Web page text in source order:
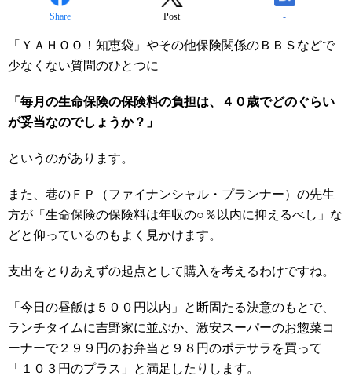
Share Post -
「ＹＡＨＯＯ！知恵袋」やその他保険関係のＢＢＳなどで
少なくない質問のひとつに
「毎月の生命保険の保険料の負担は、４０歳でどのぐらい
が妥当なのでしょうか？」
というのがあります。
また、巷のＦＰ（ファイナンシャル・プランナー）の先生
方が「生命保険の保険料は年収の○％以内に抑えるべし」な
どと仰っているのもよく見かけます。
支出をとりあえずの起点として購入を考えるわけですね。
「今日の昼飯は５００円以内」と断固たる決意のもとで、
ランチタイムに吉野家に並ぶか、激安スーパーのお惣菜コ
ーナーで２９９円のお弁当と９８円のポテサラを買って
「１０３円のプラス」と満足したりします。